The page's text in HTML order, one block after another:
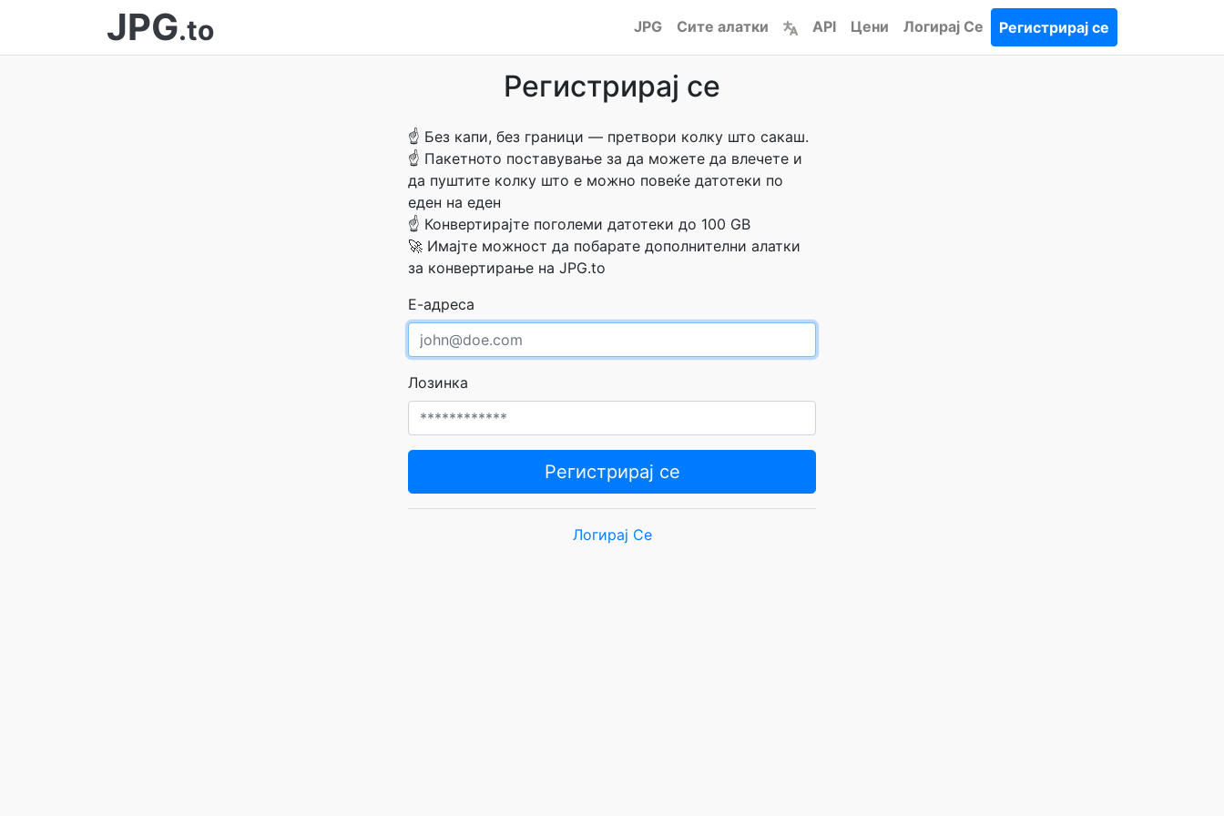
JPG.to JPG Сите алатки API Цени Логирај Се Регистрирај се
Регистрирај се
☝ Без капи, без граници — претвори колку што сакаш.
☝ Пакетното поставување за да можете да влечете и
да пуштите колку што е можно повеќе датотеки по
еден на еден
☝ Конвертирајте поголеми датотеки до 100 GB
🚀 Имајте можност да побарате дополнителни алатки
за конвертирање на JPG.to
Е-адреса
Лозинка
Регистрирај се
Логирај Се